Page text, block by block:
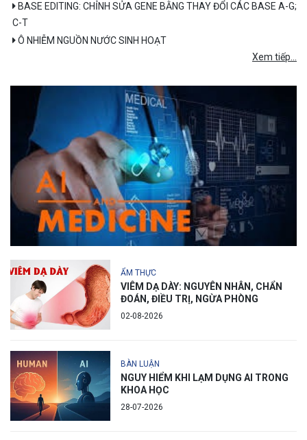
BASE EDITING: CHỈNH SỬA GENE BẰNG THAY ĐỔI CÁC BASE A-G;
C-T
Ô NHIỄM NGUỒN NƯỚC SINH HOẠT
Xem tiếp...
ẨM THỰC
VIÊM DẠ DÀY: NGUYÊN NHÂN, CHẨN
ĐOÁN, ĐIỀU TRỊ, NGỪA PHÒNG
02-08-2026
BÀN LUẬN
NGUY HIỂM KHI LẠM DỤNG AI TRONG
KHOA HỌC
28-07-2026